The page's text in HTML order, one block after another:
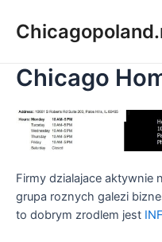
Chicago
Firmy dzialajace aktywnie
grupa roznych galezi
to dobrym zrodlem jest